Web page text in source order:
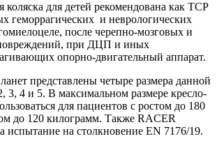
коляска для детей рекомендована как ТСР
геморрагических и неврологических
после черепно-мозговых и
при ДЦП и иных
опорно-двигательный аппарат.
представлены четыре размера данной
3, 4 и 5. В максимальном размере кресло-
для пациентов с ростом до 180
до 120 килограмм. Также RACER
на столкновение EN 7176/19.